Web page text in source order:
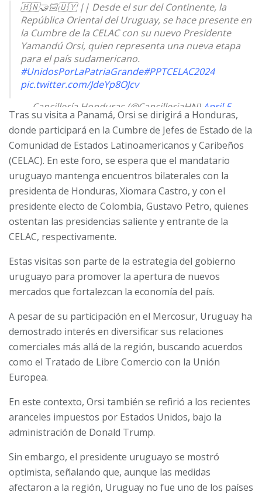
🇭🇳🤝🏻🇺🇾 || Desde el sur del Continente, la
República Oriental del Uruguay, se hace presente en
la Cumbre de la CELAC con su nuevo Presidente
Yamandú Orsi, quien representa una nueva etapa
para el país sudamericano.
#UnidosPorLaPatriaGrande#PPTCELAC2024
pic.twitter.com/JdeYp8OJcv
— Cancillería Honduras (@CancilleriaHN) April 5,
2025
Tras su visita a Panamá, Orsi se dirigirá a Honduras,
donde participará en la Cumbre de Jefes de Estado de la
Comunidad de Estados Latinoamericanos y Caribeños
(CELAC). En este foro, se espera que el mandatario
uruguayo mantenga encuentros bilaterales con la
presidenta de Honduras, Xiomara Castro, y con el
presidente electo de Colombia, Gustavo Petro, quienes
ostentan las presidencias saliente y entrante de la
CELAC, respectivamente.
Estas visitas son parte de la estrategia del gobierno
uruguayo para promover la apertura de nuevos
mercados que fortalezcan la economía del país.
A pesar de su participación en el Mercosur, Uruguay ha
demostrado interés en diversificar sus relaciones
comerciales más allá de la región, buscando acuerdos
como el Tratado de Libre Comercio con la Unión
Europea.
En este contexto, Orsi también se refirió a los recientes
aranceles impuestos por Estados Unidos, bajo la
administración de Donald Trump.
Sin embargo, el presidente uruguayo se mostró
optimista, señalando que, aunque las medidas
afectaron a la región, Uruguay no fue uno de los países